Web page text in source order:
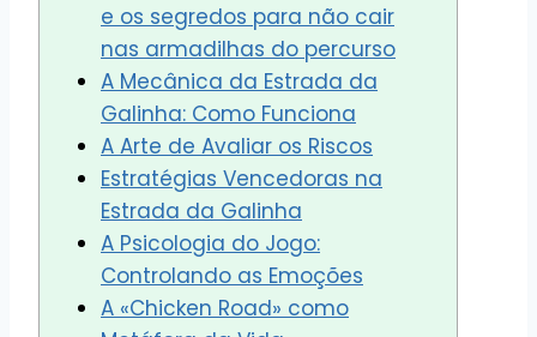
e os segredos para não cair
nas armadilhas do percurso
A Mecânica da Estrada da
Galinha: Como Funciona
A Arte de Avaliar os Riscos
Estratégias Vencedoras na
Estrada da Galinha
A Psicologia do Jogo:
Controlando as Emoções
A «Chicken Road» como